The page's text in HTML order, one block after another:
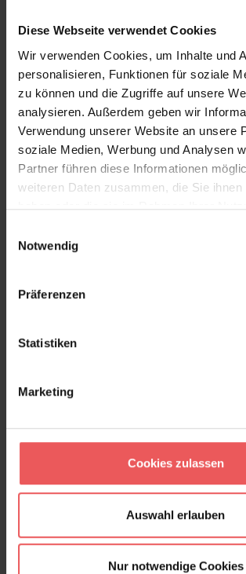
Diese Webseite verwendet Cookies
Wir verwenden Cookies, um Inhalte und
personalisieren, Funktionen für soziale
zu können und die Zugriffe auf unsere
analysieren. Außerdem geben wir
Verwendung unserer Website an unsere
soziale Medien, Werbung und Analysen
Partner führen diese Informationen
weiteren Daten zusammen, die Sie ihnen
haben oder die sie im Rahmen Ihrer
Notwendig
Präferenzen
Statistiken
Marketing
Cookies zulassen
Auswahl erlauben
Nur notwendige Cookies
Container Tapete, col.01
135,00 €